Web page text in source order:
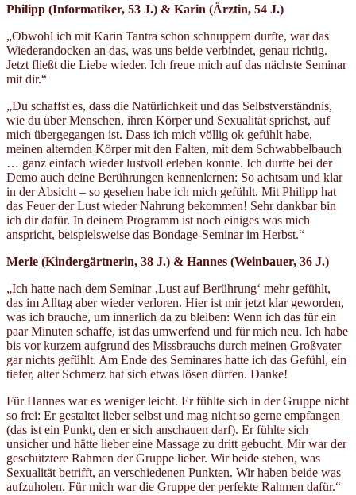
Philipp (Informatiker, 53 J.) & Karin (Ärztin, 54 J.)
„Obwohl ich mit Karin Tantra schon schnuppern durfte, war das
Wiederandocken an das, was uns beide verbindet, genau richtig.
Jetzt fließt die Liebe wieder. Ich freue mich auf das nächste Seminar
mit dir.“
„Du schaffst es, dass die Natürlichkeit und das Selbstverständnis,
wie du über Menschen, ihren Körper und Sexualität sprichst, auf
mich übergegangen ist. Dass ich mich völlig ok gefühlt habe,
meinen alternden Körper mit den Falten, mit dem Schwabbelbauch
… ganz einfach wieder lustvoll erleben konnte. Ich durfte bei der
Demo auch deine Berührungen kennenlernen: So achtsam und klar
in der Absicht – so gesehen habe ich mich gefühlt. Mit Philipp hat
das Feuer der Lust wieder Nahrung bekommen! Sehr dankbar bin
ich dir dafür. In deinem Programm ist noch einiges was mich
anspricht, beispielsweise das Bondage-Seminar im Herbst.“
Merle (Kindergärtnerin, 38 J.) & Hannes (Weinbauer, 36 J.)
„Ich hatte nach dem Seminar ‚Lust auf Berührung‘ mehr gefühlt,
das im Alltag aber wieder verloren. Hier ist mir jetzt klar geworden,
was ich brauche, um innerlich da zu bleiben: Wenn ich das für ein
paar Minuten schaffe, ist das umwerfend und für mich neu. Ich habe
bis vor kurzem aufgrund des Missbrauchs durch meinen Großvater
gar nichts gefühlt. Am Ende des Seminares hatte ich das Gefühl, ein
tiefer, alter Schmerz hat sich etwas lösen dürfen. Danke!
Für Hannes war es weniger leicht. Er fühlte sich in der Gruppe nicht
so frei: Er gestaltet lieber selbst und mag nicht so gerne empfangen
(das ist ein Punkt, den er sich anschauen darf). Er fühlte sich
unsicher und hätte lieber eine Massage zu dritt gebucht. Mir war der
geschütztere Rahmen der Gruppe lieber. Wir beide stehen, was
Sexualität betrifft, an verschiedenen Punkten. Wir haben beide was
aufzuholen. Für mich war die Gruppe der perfekte Rahmen dafür.“